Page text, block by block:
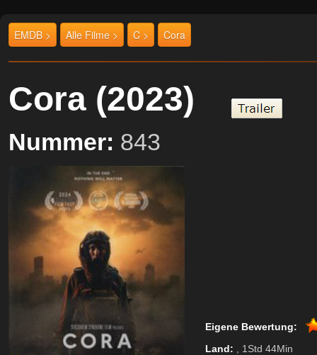
EMDB > Alle Filme > C > Cora
Cora (2023)
Nummer: 843
Eigene Bewertung:
Land: , 1Std 44Min